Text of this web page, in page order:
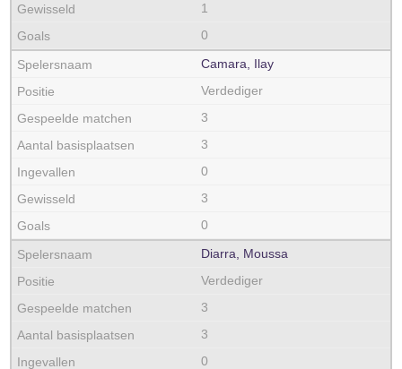
1
0
Camara, Ilay
Verdediger
3
3
0
3
0
Diarra, Moussa
Verdediger
3
3
0